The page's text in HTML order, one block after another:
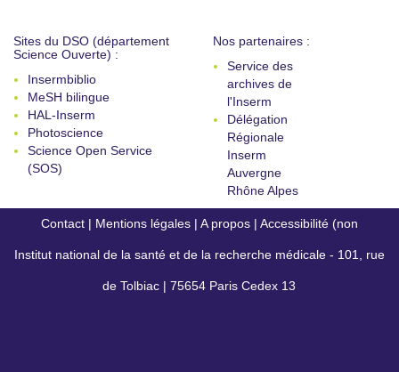
Sites du DSO (département
Science Ouverte) :
Insermbiblio
MeSH bilingue
HAL-Inserm
Photoscience
Science Open Service
(SOS)
Nos partenaires :
Service des
archives de
l'Inserm
Délégation
Régionale
Inserm
Auvergne
Rhône Alpes
Contact | Mentions légales | A propos | Accessibilité (non
conforme)
Institut national de la santé et de la recherche médicale - 101, rue
de Tolbiac | 75654 Paris Cedex 13